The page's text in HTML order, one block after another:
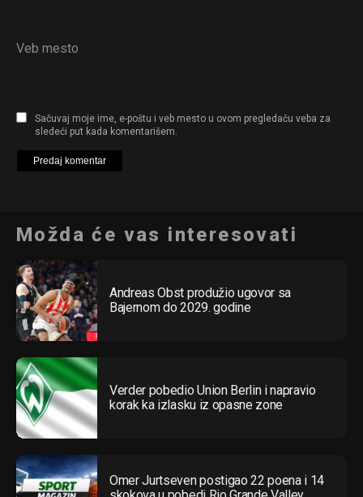
Veb mesto
Sačuvaj moje ime, e-poštu i veb mesto u ovom pregledaču veba za
sledeći put kada komentarišem.
Možda će vas interesovati
Andreas Obst produžio ugovor sa
Bajernom do 2029. godine
Verder pobedio Union Berlin i napravio
korak ka izlasku iz opasne zone
Omer Jurtseven postigao 22 poena i 14